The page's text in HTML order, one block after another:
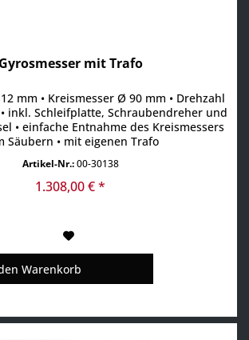
Gyrosmesser mit Trafo
mm • Kreismesser Ø 90 mm • Drehzahl
inkl. Schleifplatte, Schraubendreher und
• einfache Entnahme des Kreismessers
Säubern • mit eigenen Trafo
Artikel-Nr.:00-30138
1.308,00 € *
Warenkorb